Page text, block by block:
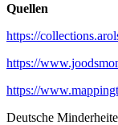
Quellen
https://
https://
https://
Deutsche